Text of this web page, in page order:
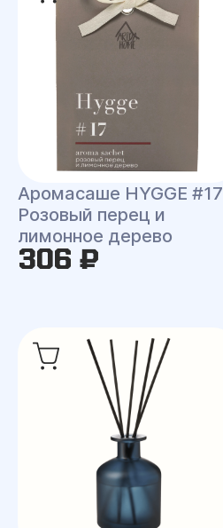
Аромасаше HYGGE #17
Розовый перец и
лимонное дерево
306 ₽